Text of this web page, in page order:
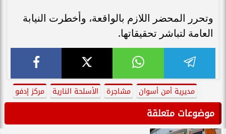
وتحرر المحضر اللازم بالواقعة، وأخطرت النيابة
العامة لتباشر تحقيقاتها.
مديرية أمن أسوان مشاجرة الأسلحة النارية مركز إدفو
موضوعات متعلقة